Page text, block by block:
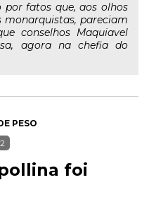
fatos que, aos olhos
monarquistas, pareciam
conselhos Maquiavel
agora na chefia do
PESO
foi